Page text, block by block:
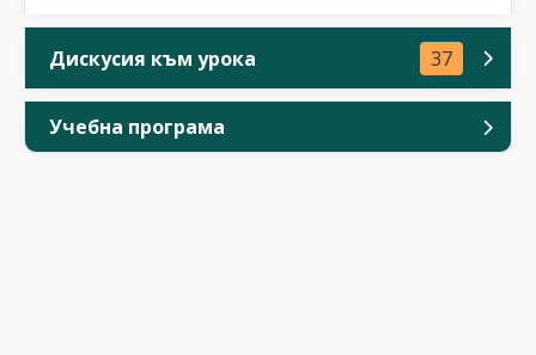
Дискусия към урока 37
Учебна програма